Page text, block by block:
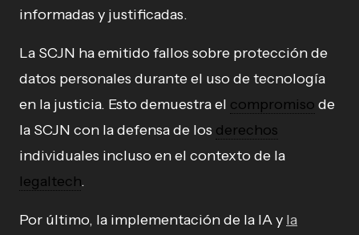
informadas y justificadas.
La SCJN ha emitido fallos sobre protección de
datos personales durante el uso de tecnología
en la justicia. Esto demuestra el compromiso de
la SCJN con la defensa de los derechos
individuales incluso en el contexto de la
legaltech.
Por último, la implementación de la IA y la